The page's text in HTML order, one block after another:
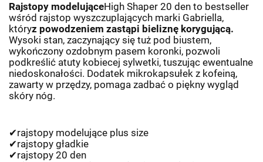
Rajstopy modelująceHigh Shaper 20 den to bestseller
wśród rajstop wyszczuplających marki Gabriella,
któryz powodzeniem zastąpi bieliznę korygującą.
Wysoki stan, zaczynający się tuż pod biustem,
wykończony ozdobnym pasem koronki, pozwoli
podkreślić atuty kobiecej sylwetki, tuszując ewentualne
niedoskonałości. Dodatek mikrokapsułek z kofeiną,
zawarty w przędzy, pomaga zadbać o piękny wygląd
skóry nóg.
✔rajstopy modelujące plus size
✔rajstopy gładkie
✔rajstopy 20 den